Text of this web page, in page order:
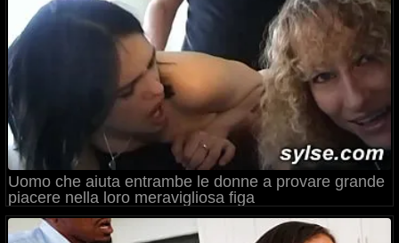
Uomo che aiuta entrambe le donne a provare grande
piacere nella loro meravigliosa figa